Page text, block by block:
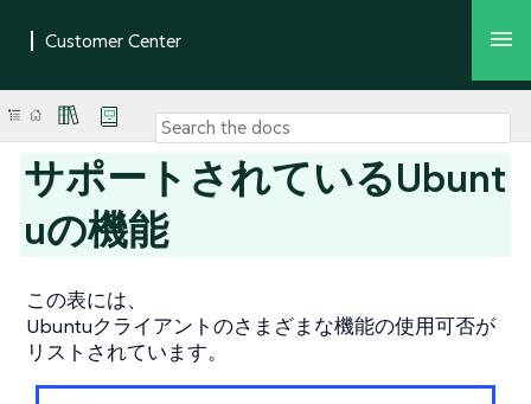
サポートされているUbunt
uの機能
この表には、
Ubuntuクライアントのさまざまな機能の使用可否が
リストされています。